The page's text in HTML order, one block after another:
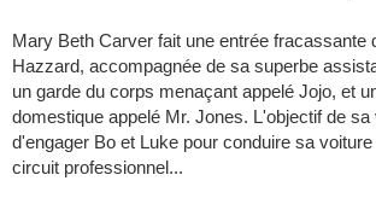
Mary Beth Carver fait une entrée fracassante
Hazzard, accompagnée de sa superbe
un garde du corps menaçant appelé Jojo, et
domestique appelé Mr. Jones. L'objectif de sa
d'engager Bo et Luke pour conduire sa
circuit professionnel...